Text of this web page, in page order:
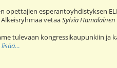
opettajien esperantoyhdistyksen
vetääSylvia Hämäläinen
tulevaan kongressikaupunkiin ja
lisää…